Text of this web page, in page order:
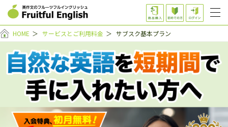
HOME ＞ サービスとご利用料金 ＞ サブスク基本プラン